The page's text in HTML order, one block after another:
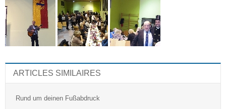
ARTICLES SIMILAIRES
Rund um deinen Fußabdruck